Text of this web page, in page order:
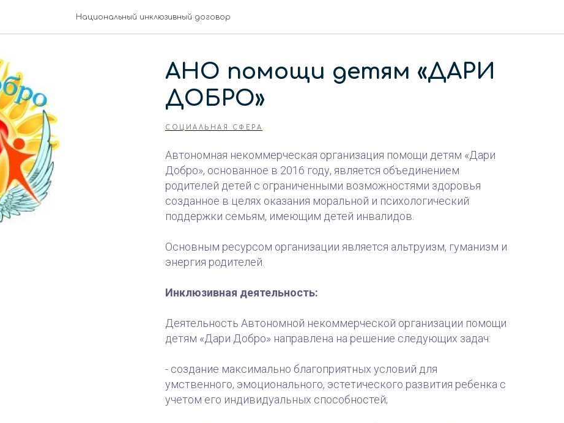
Национальный инклюзивный договор
АНО помощи детям «ДАРИ
ДОБРО»
СОЦИАЛЬНАЯ СФЕРА
Автономная некоммерческая организация помощи детям «Дари
Добро», основанное в 2016 году, является объединением
родителей детей с ограниченными возможностями здоровья
созданное в целях оказания моральной и психологический
поддержки семьям, имеющим детей инвалидов.
Основным ресурсом организации является альтруизм, гуманизм и
энергия родителей.
Инклюзивная деятельность:
Деятельность Автономной некоммерческой организации помощи
детям «Дари Добро» направлена на решение следующих задач:
- создание максимально благоприятных условий для
умственного, эмоционального, эстетического развития ребенка с
учетом его индивидуальных способностей;